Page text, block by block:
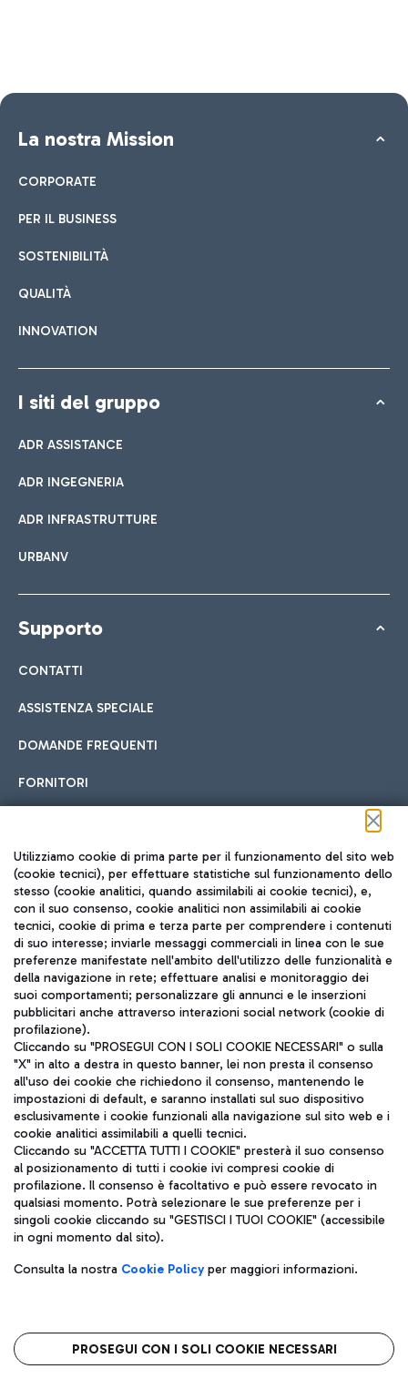
La nostra Mission
CORPORATE
PER IL BUSINESS
SOSTENIBILITÀ
QUALITÀ
INNOVATION
I siti del gruppo
ADR ASSISTANCE
ADR INGEGNERIA
ADR INFRASTRUTTURE
URBANV
Supporto
CONTATTI
ASSISTENZA SPECIALE
DOMANDE FREQUENTI
FORNITORI
Seguici sui social
TRAVEL JOURNAL
ITA
Aeroporti di Roma S.p.A. - Società soggetta a direzione e
coordinamento di Mundys S.p.A.
Codice fiscale e Registro delle Imprese di Roma 13032990155 P.
IVA 06572251004
Capitale sociale 62.224.743,00 int. vers.
Sede legale: Via Pier Paolo Racchetti 1 - 00054 Fiumicino (RM)
telefono +39 06 65951
Privacy policy
Note legali
Roma FCO
L'aeroporto stellato
Utilizziamo cookie di prima parte per il funzionamento del sito web
(cookie tecnici), per effettuare statistiche sul funzionamento dello
stesso (cookie analitici, quando assimilabili ai cookie tecnici), e,
con il suo consenso, cookie analitici non assimilabili ai cookie
tecnici, cookie di prima e terza parte per comprendere i contenuti
di suo interesse; inviarle messaggi commerciali in linea con le sue
preferenze manifestate nell'ambito dell'utilizzo delle funzionalità e
della navigazione in rete; effettuare analisi e monitoraggio dei
suoi comportamenti; personalizzare gli annunci e le inserzioni
pubblicitari anche attraverso interazioni social network (cookie di
profilazione).
Cliccando su "PROSEGUI CON I SOLI COOKIE NECESSARI" o sulla
"X" in alto a destra in questo banner, lei non presta il consenso
all'uso dei cookie che richiedono il consenso, mantenendo le
impostazioni di default, e saranno installati sul suo dispositivo
esclusivamente i cookie funzionali alla navigazione sul sito web e i
cookie analitici assimilabili a quelli tecnici.
Cliccando su "ACCETTA TUTTI I COOKIE" presterà il suo consenso
al posizionamento di tutti i cookie ivi compresi cookie di
profilazione. Il consenso è facoltativo e può essere revocato in
qualsiasi momento. Potrà selezionare le sue preferenze per i
singoli cookie cliccando su "GESTISCI I TUOI COOKIE" (accessibile
in ogni momento dal sito).
Consulta la nostra Cookie Policyper maggiori informazioni.
PROSEGUI CON I SOLI COOKIE NECESSARI